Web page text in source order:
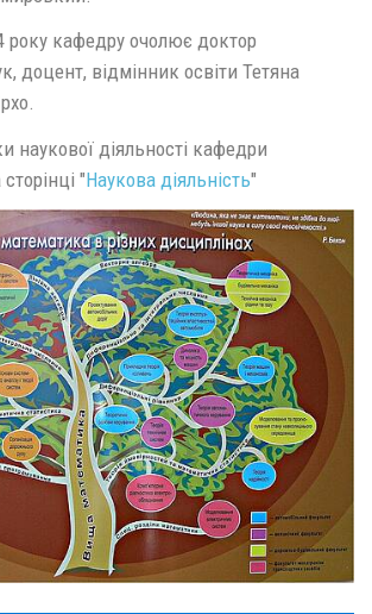
року кафедру очолює доктор
доцент, відмінник освіти Тетяна
наукової діяльності кафедри
"Наукова діяльність"